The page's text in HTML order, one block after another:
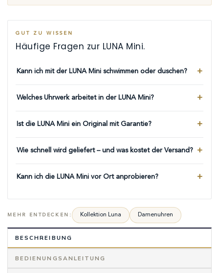
GUT ZU WISSEN
Häufige Fragen zur LUNA Mini.
Kann ich mit der LUNA Mini schwimmen oder duschen?
Welches Uhrwerk arbeitet in der LUNA Mini?
Ist die LUNA Mini ein Original mit Garantie?
Wie schnell wird geliefert – und was kostet der Versand?
Kann ich die LUNA Mini vor Ort anprobieren?
MEHR ENTDECKEN: Kollektion Luna Damenuhren
BESCHREIBUNG
BEDIENUNGSANLEITUNG